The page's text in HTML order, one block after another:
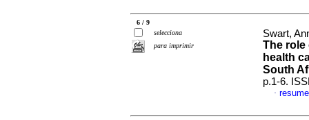
6 / 9
selecciona
para imprimir
Swart,
The role
health
South
p.1-6.
·